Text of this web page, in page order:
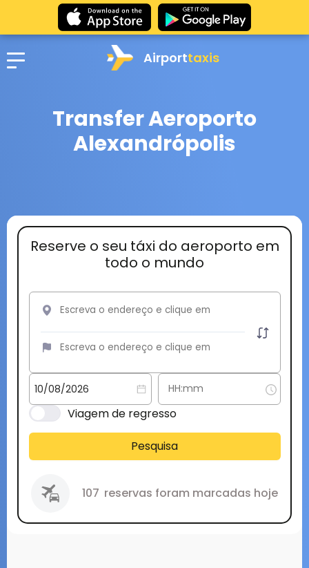
Airporttaxis
Transfer Aeroporto
Alexandrópolis
Reserve o seu táxi do aeroporto em
todo o mundo
Viagem de regresso
Pesquisa
107 reservas foram marcadas hoje